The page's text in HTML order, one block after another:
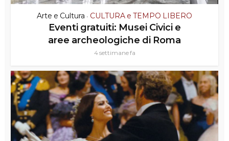
Arte e Cultura • CULTURA e TEMPO LIBERO
Eventi gratuiti: Musei Civici e
aree archeologiche di Roma
4 settimane fa